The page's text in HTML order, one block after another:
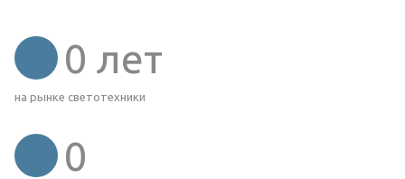
0 лет
на рынке светотехники
0